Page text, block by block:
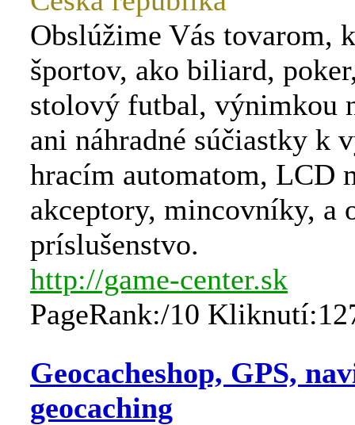
Obslúžime Vás tovarom,
športov, ako biliard,
stolový futbal, výnimkou
ani náhradné súčiastky k
hracím automatom, LCD
akceptory, mincovníky, a
príslušenstvo.
http://game-center.sk
PageRank:/10
Geocacheshop, GPS,
geocaching